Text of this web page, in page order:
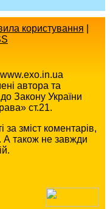
користування
www.exo.in.ua
автора та
Закону України
ст.21.
за зміст коментарів,
А також не завжди